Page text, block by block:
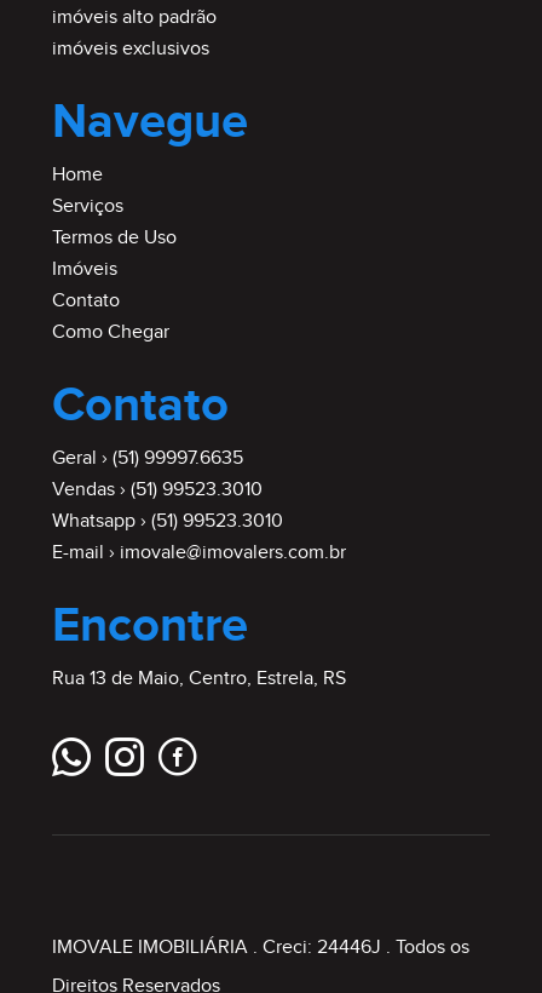
imóveis alto padrão
imóveis exclusivos
Navegue
Home
Serviços
Termos de Uso
Imóveis
Contato
Como Chegar
Contato
Geral › (51) 99997.6635
Vendas › (51) 99523.3010
Whatsapp › (51) 99523.3010
E-mail › imovale@imovalers.com.br
Encontre
Rua 13 de Maio, Centro, Estrela, RS
IMOVALE IMOBILIÁRIA. Creci: 24446J . Todos os
Direitos Reservados